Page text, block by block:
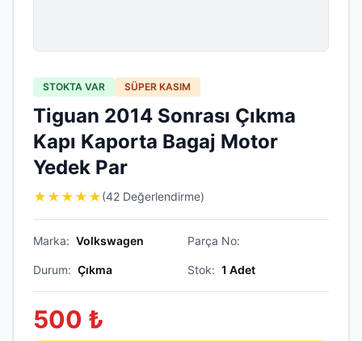
STOKTA VAR SÜPER KASIM
Tiguan 2014 Sonrası Çıkma
Kapı Kaporta Bagaj Motor
Yedek Par
★ ★ ★ ★ ★(42 Değerlendirme)
Marka: Volkswagen Parça No:
Durum: Çıkma Stok: 1 Adet
500 ₺